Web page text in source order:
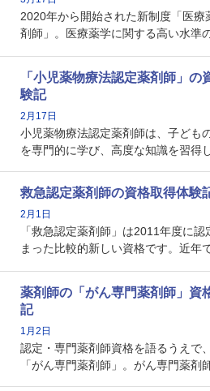
なのでしょうか。それを取得すると
メリットがあるのでしょうか。
2020年から開始された新制度「医療
剤師」。医療薬学に関する高い水準
剤師としての専門性を示す客観的な
となります。取得要件は多岐に渡り
数回ありますが、患者さんに対して
の証明になる資格と言えます。
「小児薬物療法認定薬剤師」の
験記
2月17日
小児薬物療法認定薬剤師は、子ども
を専門的に学び、高度な知識を習得
や、特有の疾患、心理状況を理解し
深めることで、子どもとその保護者
る存在です。今回はそんな小児薬物
剤師の取得体験記をご紹介します。
救急認定薬剤師の資格取得体験
2月1日
「救急認定薬剤師」は2011年度に認
まった比較的新しい資格です。近年
とから、救急認定薬剤師を目指す病
増えているのではないでしょうか。
な救急認定薬剤師の取得体験記をご
す。
薬剤師の「がん専門薬剤師」資
記
1月2日
認定・専門薬剤師資格を語るうえで
「がん専門薬剤師」。がん専門薬剤